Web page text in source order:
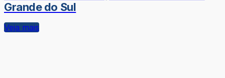
Grande do Sul
Veja mais